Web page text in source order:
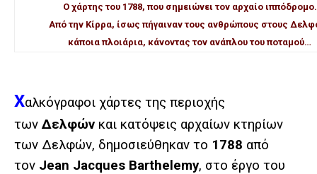
Ο χάρτης του 1788, που σημειώνει τον αρχαίο ιππόδρομο.
Από την Κίρρα, ίσως πήγαιναν τους ανθρώπους στους
κάποια πλοιάρια, κάνοντας τον ανάπλου του ποταμού…
Χαλκόγραφοι χάρτες της περιοχής
των Δελφών και κατόψεις αρχαίων κτηρίων
των Δελφών, δημοσιεύθηκαν το 1788 από
τον Jean Jacques Barthelemy, στο έργο του